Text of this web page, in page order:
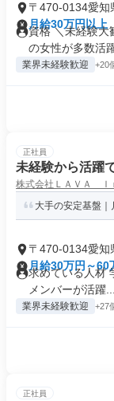
〒470-0134愛知
月給30万円以上
資格 ＼未経験大
の女性が多数活
業界未経験歓迎 +20
正社員
未経験から活躍
株式会社ＬＡＶＡ Ｉ
大手の安定基盤
〒470-0134愛知
月給30万円～60
求めている人材
メンバーが活躍...
業界未経験歓迎 +27
正社員